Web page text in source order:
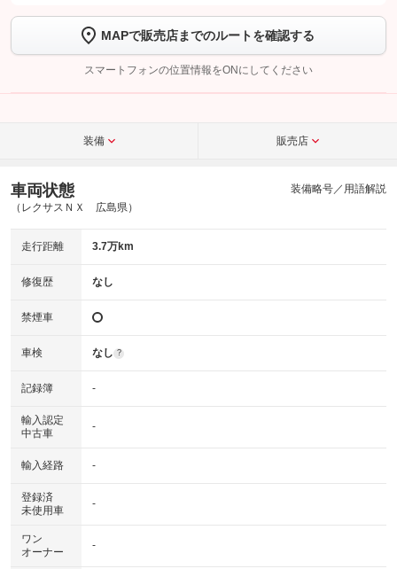
トーク画面で
ボタンをタップして問い合わせを
完了してください。
こちら
MAPで販売店までのルートを確認する
スマートフォンの位置情報をONにしてください
装備 販売店
車両状態
（レクサスＮＸ 広島県）
装備略号／用語解説
走行距離 3.7万km
修復歴 なし
禁煙車
車検 なし ?
記録簿 -
輸入認定
中古車
-
輸入経路 -
登録済
未使用車
-
ワン
オーナー
-